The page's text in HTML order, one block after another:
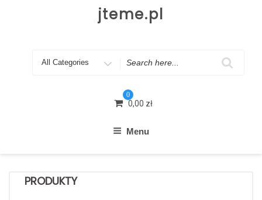
jteme.pl
Search
0
0,00 zł
Menu
PRODUKTY